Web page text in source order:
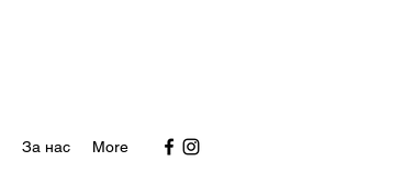
За нас More